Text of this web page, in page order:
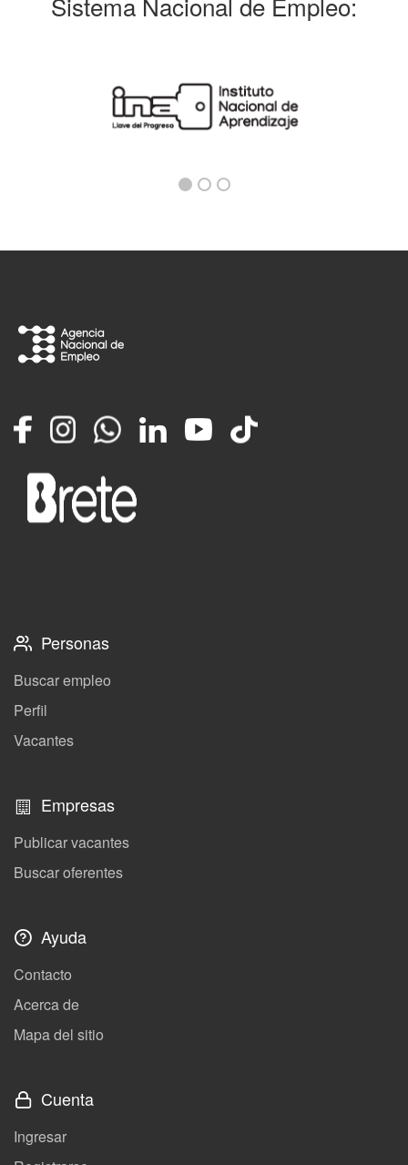
FacebookInstagramWhatsappLinkedInYouTube
TikTok
Personas
Buscar empleo
Perfil
Vacantes
Empresas
Publicar vacantes
Buscar oferentes
Ayuda
Contacto
Acerca de
Mapa del sitio
Cuenta
Ingresar